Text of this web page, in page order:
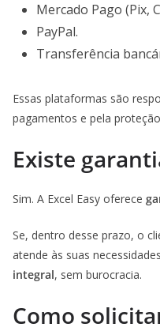
Mercado Pago (Pix,
PayPal.
Transferência
Essas plataformas são
pagamentos e pela
Existe
Sim. A Excel Easy oferece
Se, dentro desse prazo, o
atende às suas
integral, sem burocracia.
Como